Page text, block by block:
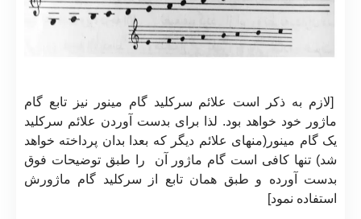
[لازم به ذکر است علائم سرکلید گام مینور نیز تابع گام
ماژور خود خواهد بود. لذا برای بدست آوردن علائم سرکلید
یک گام مینور(منهای علائم دیگر که بعدا بدان پرداخته خواهد
شد) تنها کافی است گام ماژور آن را طبق توضیحات فوق
بدست آورده و طبق همان تابع از سرکلید گام ماژورش
استفاده نمود]